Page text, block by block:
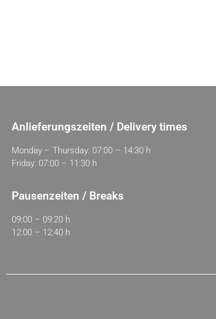
Anlieferungszeiten / Delivery times
Monday – Thursday: 07:00 – 14:30 h
Friday: 07:00 – 11:30 h
Pausenzeiten / Breaks
09:00 – 09:20 h
12:00 – 12:40 h